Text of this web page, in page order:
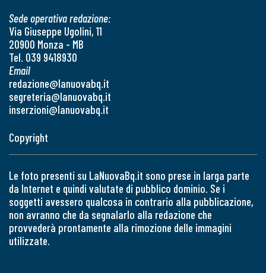
Sede operativa redazione:
Via Giuseppe Ugolini, 11
20900 Monza - MB
Tel. 039 9418930
Email
redazione@lanuovabq.it
segreteria@lanuovabq.it
inserzioni@lanuovabq.it
Copyright
Le foto presenti su LaNuovaBq.it sono prese in larga parte
da Internet e quindi valutate di pubblico dominio. Se i
soggetti avessero qualcosa in contrario alla pubblicazione,
non avranno che da segnalarlo alla redazione che
provvederà prontamente alla rimozione delle immagini
utilizzate.